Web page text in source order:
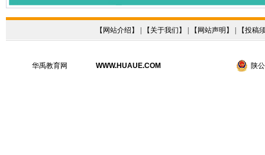
【 网站介绍 】 | 【 关于我们 】 | 【 网站声明 】 | 【投稿
华禹教育网 WWW.HUAUE.COM 陕